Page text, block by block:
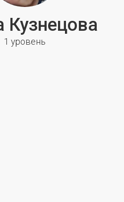
Кузнецова
1 уровень